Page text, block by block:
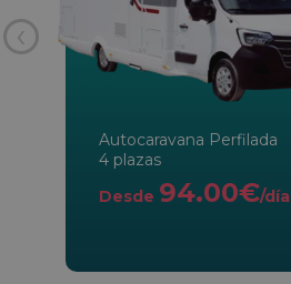
Autocaravana Perfilada
4 plazas
Desde 94.00€/día
‹